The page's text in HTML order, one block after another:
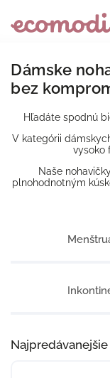
Dámske
bez
Hľadáte spodnú
V kategórii
vysoko
Naše
plnohodnotným
Najpredávanejšie